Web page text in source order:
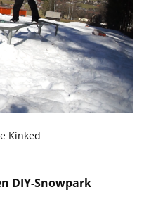
Kinked
DIY-Snowpark